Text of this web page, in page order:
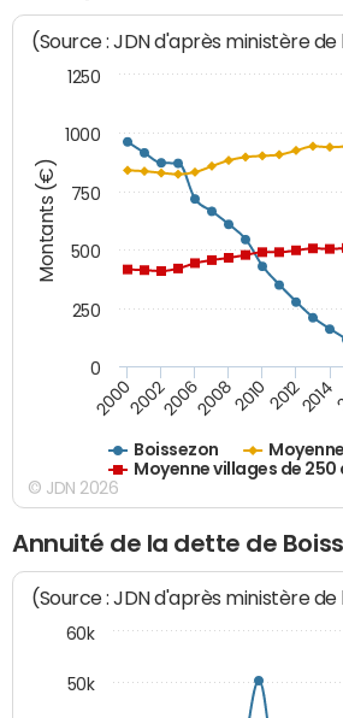
Montants (€)
(Source : JDN d'après ministère
Boissezon
Moyenne villages de 250
2000200220062008201020122014
0
250
500
750
1000
1250
© JDN 2026
Annuité de la dette de
(Source : JDN d'après ministère
50k
60k